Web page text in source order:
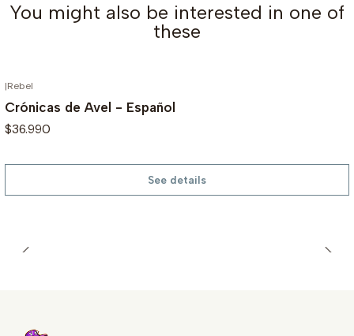
You might also be interested in one of
these
|Rebel
Crónicas de Avel - Español
$36.990
See details